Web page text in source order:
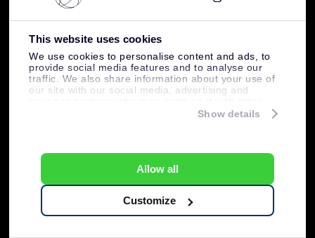
This website uses cookies
We use cookies to personalise content and ads, to
provide social media features and to analyse our
traffic. We also share information about your use of
our site with our social media, advertising and
information that you’ve provided to them or that
Show details
Allow all
Customize
mai davvero sazi. La storia ci insegna che
guardare le stelle ci porterà sempre alla scelta
giusta.
Massimiliano Milli
Scrittore presso Online Star Register
Massimiliano Milli: Laureato in Lingue e
letterature straniere, aono appassionato di